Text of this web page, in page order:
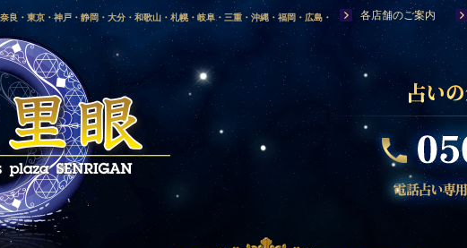
良・東京・神戸・静岡・大分・和歌山・札幌・岐阜・三重・沖縄・福岡・広島・
浜・千葉・福島・岩手・高知・熊本・群馬・滋賀・福井・仙台・山口・宮崎・山
・長崎・鳥取・富山・新潟・秋田・青森・島根に店舗を構える、口コミで評判の人
各店舗のご案内